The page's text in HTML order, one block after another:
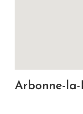
Arbonne-